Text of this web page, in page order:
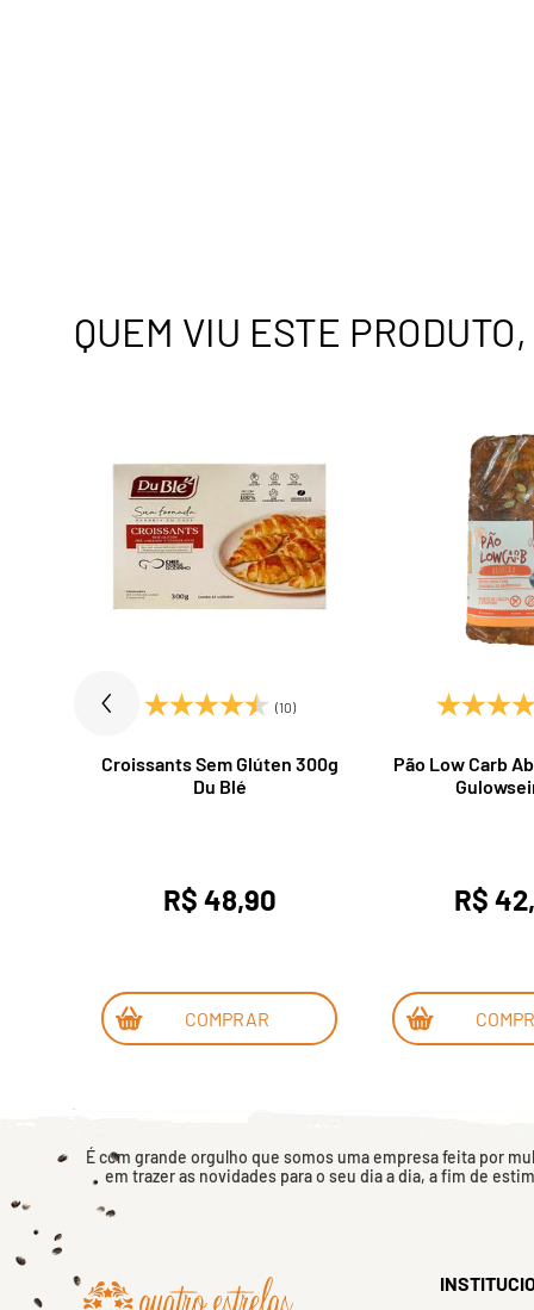
QUEM VIU ESTE PRODUTO,
(10)
Croissants Sem Glúten 300g
Du Blé
R$ 48,90
COMPRAR
Pão Low Carb
R$
É com grande orgulho que somos uma empresa feita por
em trazer as novidades para o seu dia a dia, a fim de